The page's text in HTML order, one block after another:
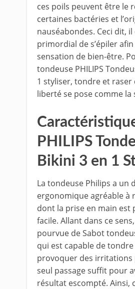
ces poils peuvent être le
certaines bactéries et
nauséabondes. Ceci dit,
primordial de s’épiler afin
sensation de bien-être.
tondeuse PHILIPS
1 styliser, tondre et
liberté se pose comme la
PHILIPS
Bikini 3 en 1
La tondeuse Philips a un
ergonomique agréable à
dont la prise en main est
facile. Allant dans ce
pourvue de Sabot
qui est capable de tondre
provoquer des irritations
seul passage suffit pour
résultat escompté. Ainsi,